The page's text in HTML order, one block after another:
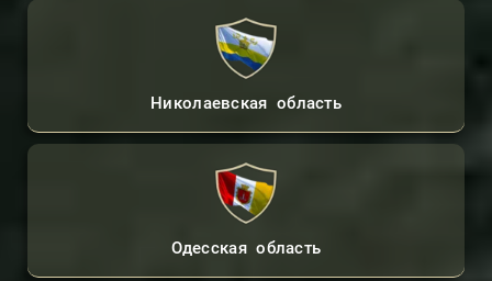
Николаевская область
Одесская область